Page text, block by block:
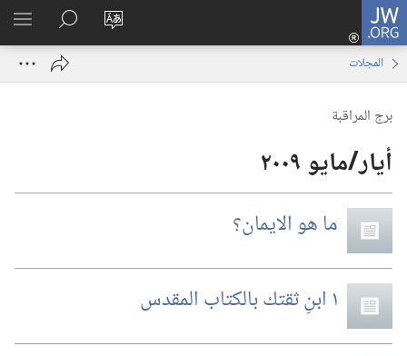
JW.ORG
تغيير
الموقع
تسجيل
الدخول
نافذة
البحث
في
JW.‎ORG
المجلات
برج المراقبة
ما هو الايمان؟‏
١ ابنِ ثقتك بالكتاب المقدس